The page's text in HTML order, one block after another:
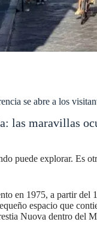
se abre a los
las maravillas
puede explorar. Es
en 1975, a partir del
espacio que
Nuova dentro del